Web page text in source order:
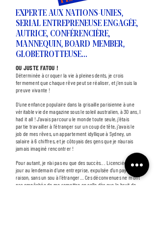
EXPERTE AUX NATIONS-UNIES,
SERIAL ENTREPRENEUSE ENGAGÉE,
AUTRICE, CONFÉRENCIÈRE,
MANNEQUIN, BOARD MEMBER,
GLOBETROTTEUSE...
OU JUSTE FATOU !
Déterminée à croquer la vie à pleines dents, je crois
fermement que chaque rêve peut se réaliser, et j'en suis la
preuve vivante !
D’une enfance populaire dans la grisaille parisienne à une
véritable vie de magazine sous le soleil australien, à 30 ans, I
had it all !J’avais parcouru le monde toute seule, j'étais
partie travailler à l’étranger sur un coup de tête, j'avais le
job de mes rêves, un appartement idyllique à Sydney, un
salaire à 6 chiffres, et je côtoyais des gens que je n’aurais
jamais imaginé rencontrer !
Pour autant, je n’ai pas eu que des succès... Licenciée du
jour au lendemain d’une entreprise, expulsée d’un pays sans
raison, sans un sou à l'étranger… Ces déconvenues ne m'ont
pas empêchée de me remettre en selle dès que le bruit de